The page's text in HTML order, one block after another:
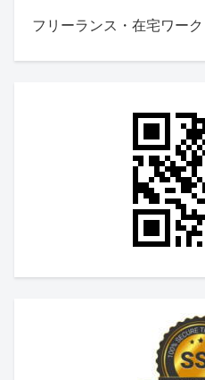
フリーランス・在宅ワーク